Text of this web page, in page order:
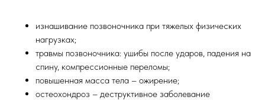
изнашивание позвоночника при тяжелых физических
нагрузках;
травмы позвоночника: ушибы после ударов, падения на
спину, компрессионные переломы;
повышенная масса тела – ожирение;
остеохондроз – деструктивное заболевание